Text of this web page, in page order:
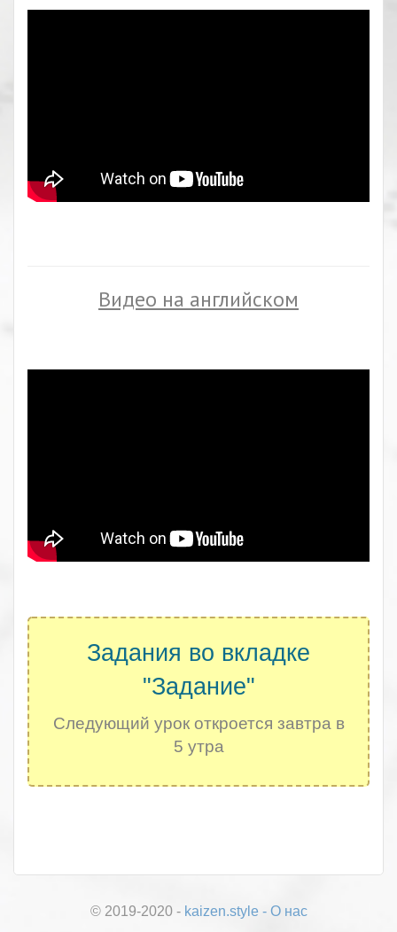
Видео на английском
Задания во вкладке
"Задание"
Следующий урок откроется завтра в
5 утра
© 2019-2020 - kaizen.style- О нас